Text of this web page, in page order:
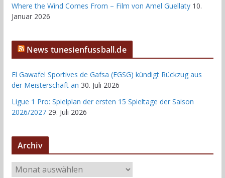
Where the Wind Comes From – Film von Amel Guellaty 10.
Januar 2026
News tunesienfussball.de
El Gawafel Sportives de Gafsa (EGSG) kündigt Rückzug aus
der Meisterschaft an 30. Juli 2026
Ligue 1 Pro: Spielplan der ersten 15 Spieltage der Saison
2026/2027 29. Juli 2026
Archiv